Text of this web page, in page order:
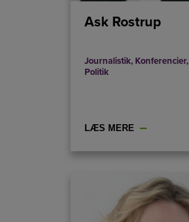
Ask Rostrup
Journalistik, Konferencier,
Politik
LÆS MERE